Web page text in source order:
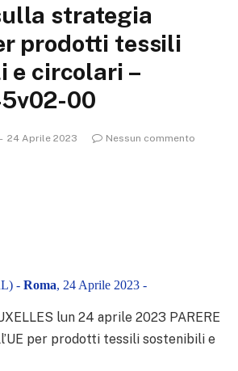
strategia
prodotti tessili
e circolari –
00
24 Aprile 2023
Nessun commento
- Roma, 24 Aprile 2023 -
lun 24 aprile 2023 PARERE
per prodotti tessili sostenibili e